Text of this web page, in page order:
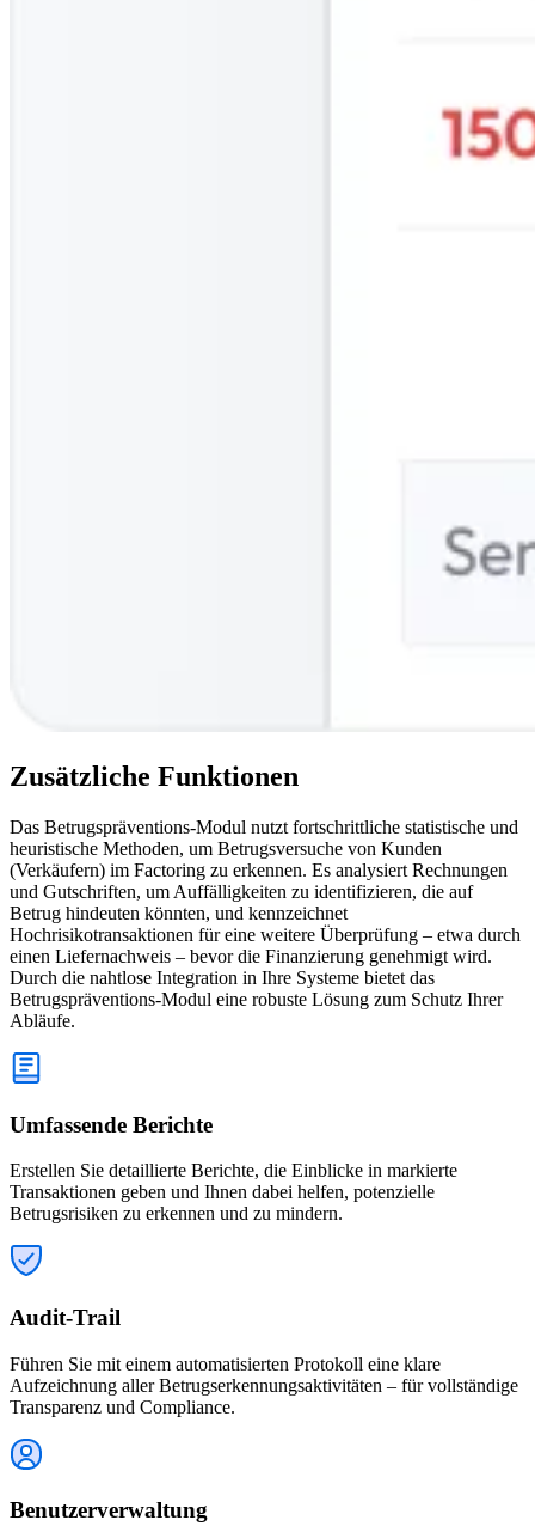
Zusätzliche Funktionen
Das Betrugspräventions-Modul nutzt fortschrittliche statistische und
heuristische Methoden, um Betrugsversuche von Kunden
(Verkäufern) im Factoring zu erkennen. Es analysiert Rechnungen
und Gutschriften, um Auffälligkeiten zu identifizieren, die auf
Betrug hindeuten könnten, und kennzeichnet
Hochrisikotransaktionen für eine weitere Überprüfung – etwa durch
einen Liefernachweis – bevor die Finanzierung genehmigt wird.
Durch die nahtlose Integration in Ihre Systeme bietet das
Betrugspräventions-Modul eine robuste Lösung zum Schutz Ihrer
Abläufe.
Umfassende Berichte
Erstellen Sie detaillierte Berichte, die Einblicke in markierte
Transaktionen geben und Ihnen dabei helfen, potenzielle
Betrugsrisiken zu erkennen und zu mindern.
Audit-Trail
Führen Sie mit einem automatisierten Protokoll eine klare
Aufzeichnung aller Betrugserkennungsaktivitäten – für vollständige
Transparenz und Compliance.
Benutzerverwaltung